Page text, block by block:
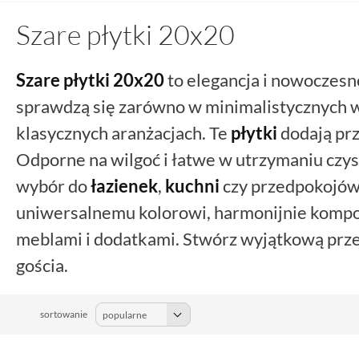
Szare płytki 20x20
Szare płytki 20x20to elegancja i
sprawdzą się zarówno w minimalistycznych
klasycznych aranżacjach. Te płytkidodają
Odporne na wilgoć i łatwe w utrzymaniu
wybór dołazienek, kuchniczy
uniwersalnemu kolorowi, harmonijnie
meblami i dodatkami. Stwórz wyjątkową
gościa.
sortowanie